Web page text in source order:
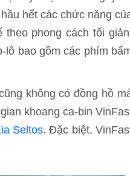
hết các chức năng
phong cách tối
lô bao gồm các phím
không có đồng hồ
khoang ca-bin
Seltos. Đặc biệt,